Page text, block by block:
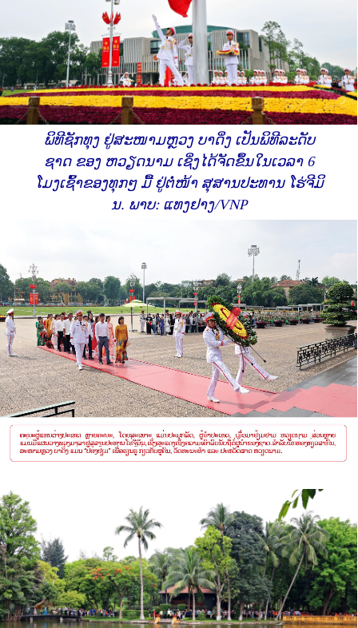
ພິທີຊັກທຸງ ຢູ່ສະໜາມຫຼວງ ບາດິ່ງ ເປັນພິທີລະດັບ
ຊາດ ຂອງ ຫວຽດນາມ ເຊິ່ງໄດ້ຈັດຂຶ້ນໃນເວລາ 6
ໂມງເຊົ້າຂອງທຸກໆ ມື້ ຢູ່ຕໍ່ໜ້າ ສຸສານປະທານ ໂຮ່ຈີມິ
ນ. ພາບ: ແທງຢາງ/VNP